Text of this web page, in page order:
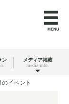
MENU
ン
メディア掲載
media info.
のイベント